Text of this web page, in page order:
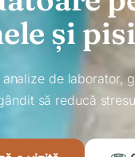
și
de laborator,
să reducă